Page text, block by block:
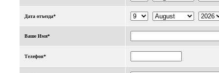
Дата отъезда*
Ваше Имя*
Телефон*